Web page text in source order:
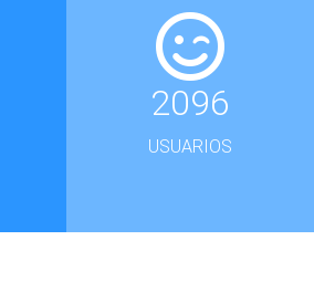
2096
USUARIOS